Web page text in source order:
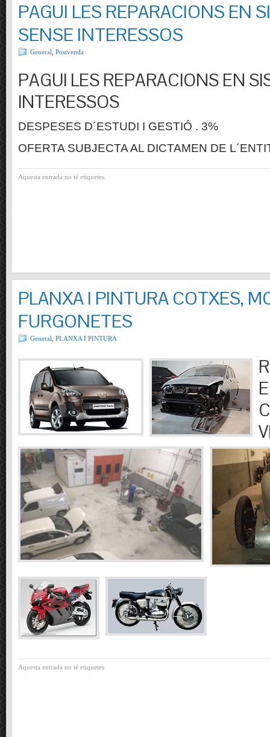
PAGUI LES REPARACIONS EN
SENSE INTERESSOS
General Postvenda
PAGUI LES REPARACIONS EN
INTERESSOS
DESPESES D´ESTUDI I GESTIÓ . 3%
OFERTA SUBJECTA AL DICTAMEN DE
Aquesta entrada no té etiquetes
PLANXA I PINTURA COTXES,
FURGONETES
General PLANXA I PINTURA
Aquesta entrada no té etiquetes